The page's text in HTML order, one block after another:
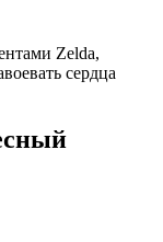
Zelda,
сердца